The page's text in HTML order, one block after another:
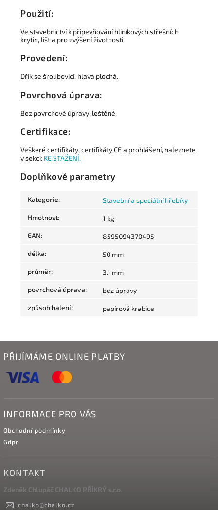
Použití:
Ve stavebnictví k připevňování hliníkových střešních
krytin, lišt a pro zvýšení životnosti.
Provedení:
Dřík se šroubovicí, hlava plochá.
Povrchová úprava:
Bez povrchové úpravy, leštěné.
Certifikace:
Veškeré certifikáty, certifikáty CE a prohlášení, naleznete
v sekci: KE STAŽENÍ.
Doplňkové parametry
Kategorie: Stavební a speciální hřebíky
Hmotnost: 1 kg
EAN: 8595094370495
délka: 50 mm
průměr: 3.1 mm
povrchová úprava: bez úpravy
způsob balení: papírová krabice
PŘIJÍMÁME ONLINE PLATBY
INFORMACE PRO VÁS
Obchodní podmínky
Gdpr
KONTAKT
Zdeněk Chlupáč CHALKO PŘÍKRÝ s.r.o.
chalko@chalko.cz